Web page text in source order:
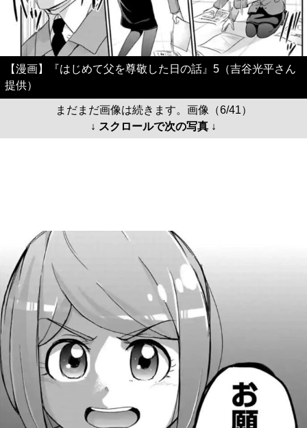
【漫画】『はじめて父を尊敬した日の話』5（吉谷光平さん
提供）
まだまだ画像は続きます。画像（6/41）
↓ スクロールで次の写真 ↓